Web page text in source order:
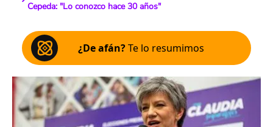
Cepeda: "Lo conozco hace 30 años"
¿De afán?Te lo resumimos